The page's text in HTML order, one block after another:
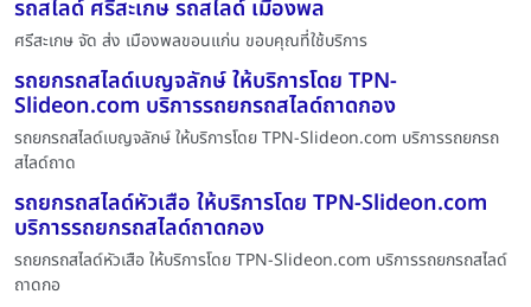
รถสไลด์ ศรีสะเกษ รถสไลด์ เมืองพล
ศรีสะเกษ จัด ส่ง เมืองพลขอนแก่น ขอบคุณที่ใช้บริการ
รถยกรถสไลด์เบญจลักษ์ ให้บริการโดย TPN-
Slideon.com บริการรถยกรถสไลด์ถาดกอง
รถยกรถสไลด์เบญจลักษ์ ให้บริการโดย TPN-Slideon.com บริการรถยกรถ
สไลด์ถาด
รถยกรถสไลด์หัวเสือ ให้บริการโดย TPN-Slideon.com
บริการรถยกรถสไลด์ถาดกอง
รถยกรถสไลด์หัวเสือ ให้บริการโดย TPN-Slideon.com บริการรถยกรถสไลด์
ถาดกอ